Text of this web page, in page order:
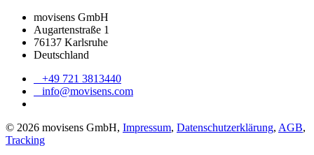
movisens GmbH
Augartenstraße 1
76137 Karlsruhe
Deutschland
+49 721 3813440
info@movisens.com
© 2026 movisens GmbH, Impressum, Datenschutzerklärung, AGB,
Tracking